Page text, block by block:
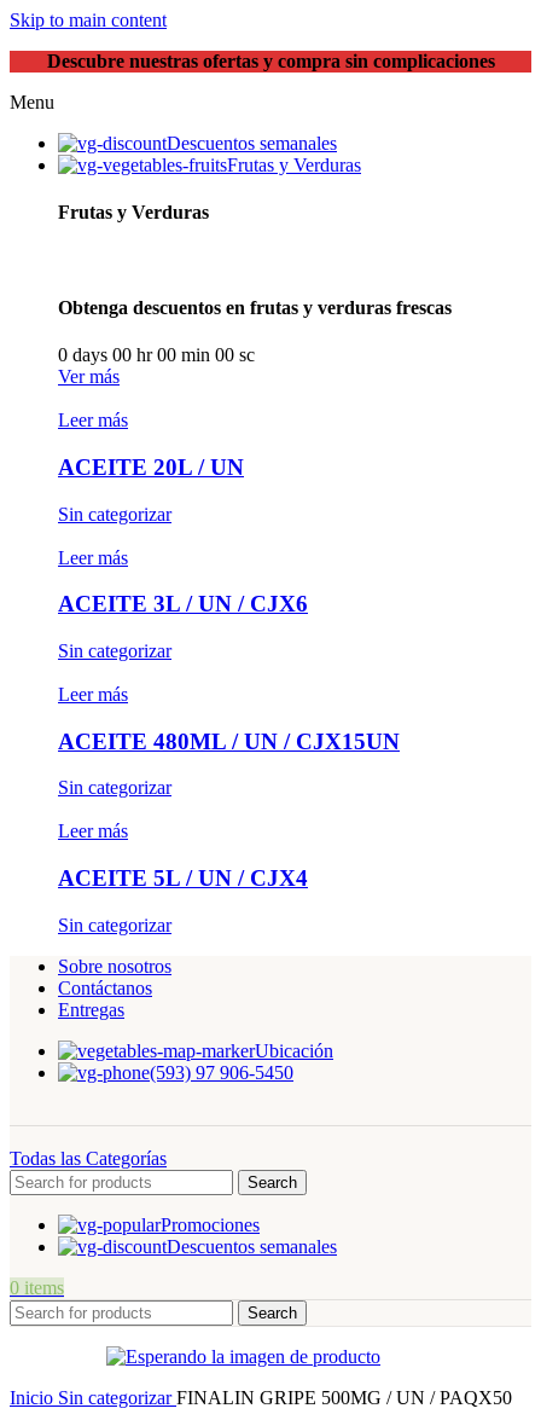
Skip to main content
Descubre nuestras ofertas y compra sin complicaciones
Menu
Descuentos semanales
Frutas y Verduras
Frutas y Verduras
Obtenga descuentos en frutas y verduras frescas
0 days 00 hr00 min 00 sc
Ver más
Leer más
ACEITE 20L / UN
Sin categorizar
Leer más
ACEITE 3L / UN / CJX6
Sin categorizar
Leer más
ACEITE 480ML / UN / CJX15UN
Sin categorizar
Leer más
ACEITE 5L / UN / CJX4
Sin categorizar
Sobre nosotros
Contáctanos
Entregas
Ubicación
(593) 97 906-5450
Todas las Categorías
Search
Promociones
Descuentos semanales
0 items
Search
Inicio Sin categorizarFINALIN GRIPE 500MG / UN / PAQX50